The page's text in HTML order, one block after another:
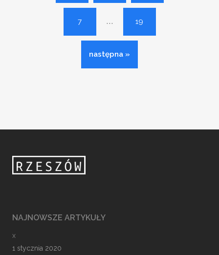
7 ... 19
następna »
NAJNOWSZE ARTYKUŁY
x
1 stycznia 2020